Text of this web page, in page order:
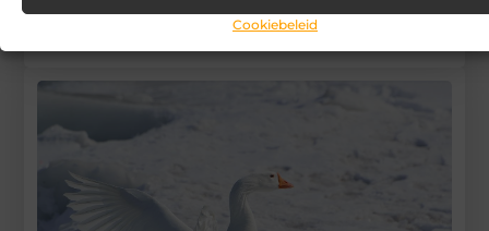
Cookiebeleid